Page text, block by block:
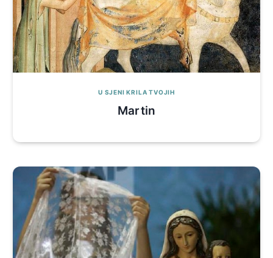
U SJENI KRILA TVOJIH
Martin